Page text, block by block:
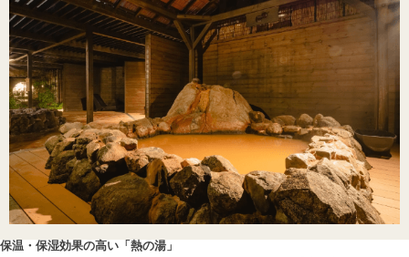
保温・保湿効果の高い「熱の湯」